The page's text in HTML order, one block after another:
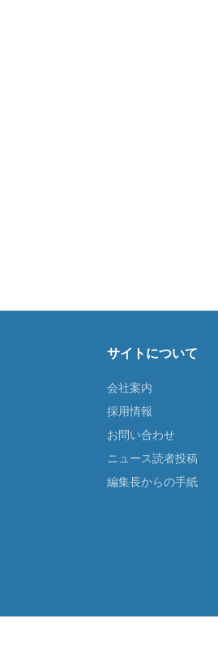
サイトについて
会社案内
採用情報
お問い合わせ
ニュース読者投稿
編集長からの手紙